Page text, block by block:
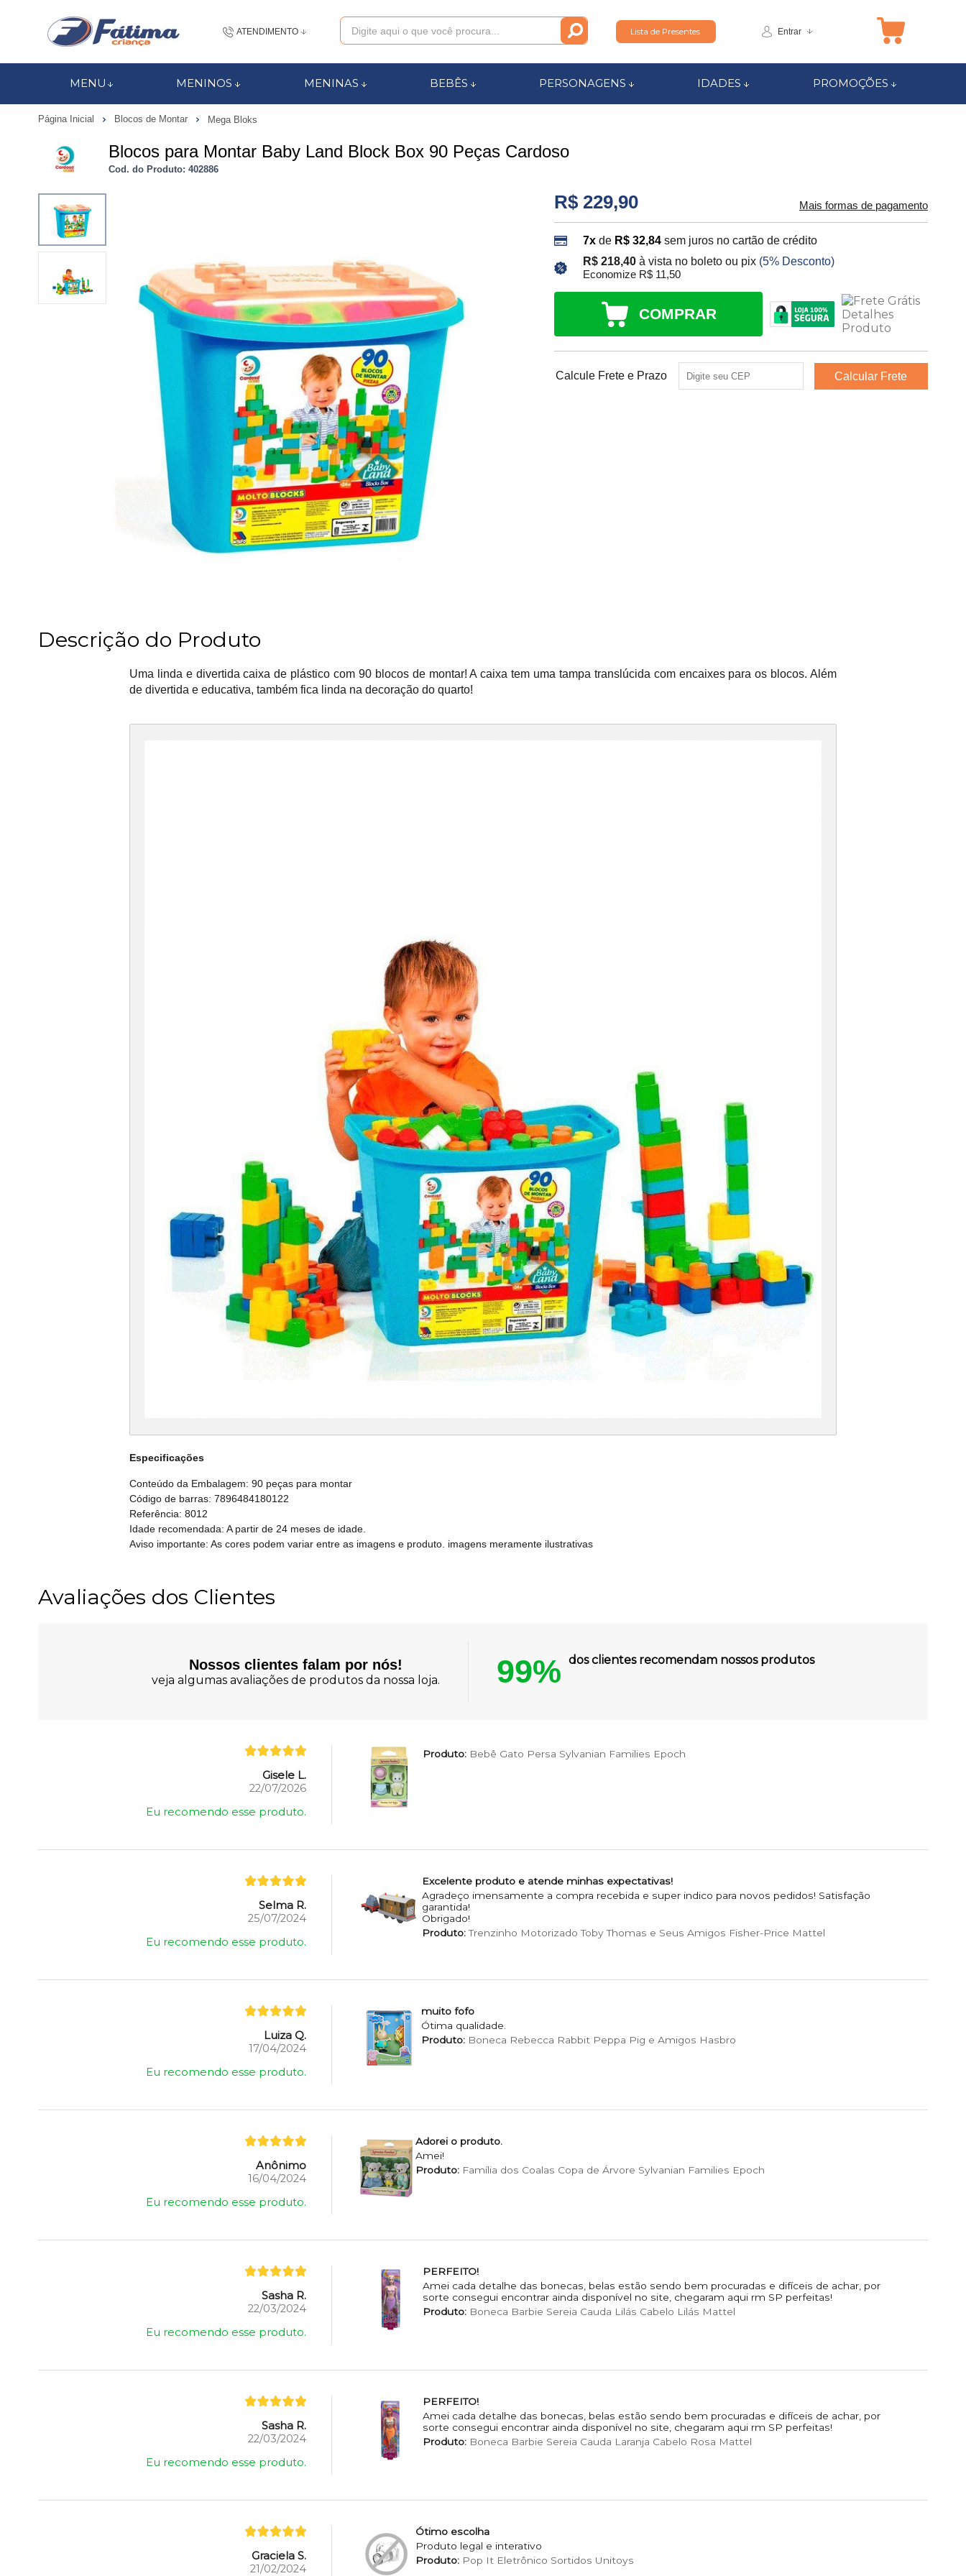
ATENDIMENTO
Central de Ajuda
Lista de Presentes Entrar
MENU MENINOS MENINAS BEBÊS PERSONAGENS IDADES PROMOÇÕES
Página Inicial Blocos de Montar Mega Bloks
Blocos para Montar Baby Land Block Box 90 Peças Cardoso
Cod. do Produto: 402886
R$ 229,90 Mais formas de pagamento
7x de R$ 32,84 sem juros no cartão de crédito
R$ 218,40à vista no boleto ou pix (5% Desconto)
Economize R$ 11,50
COMPRAR
Calcule Frete e Prazo
Descrição do Produto
Uma linda e divertida caixa de plástico com 90 blocos de montar! A caixa tem uma tampa translúcida com encaixes para os blocos. Além
de divertida e educativa, também fica linda na decoração do quarto!
Especificações
Conteúdo da Embalagem: 90 peças para montar
Código de barras: 7896484180122
Referência: 8012
Idade recomendada: A partir de 24 meses de idade.
Aviso importante: As cores podem variar entre as imagens e produto. imagens meramente ilustrativas
Avaliações dos Clientes
Nossos clientes falam por nós!
veja algumas avaliações de produtos da nossa loja. 99% dos clientes recomendam nossos produtos
Gisele L.
22/07/2026
Eu recomendo esse produto.
Produto:Bebê Gato Persa Sylvanian Families Epoch
Selma R.
25/07/2024
Eu recomendo esse produto.
Excelente produto e atende minhas expectativas!
Agradeço imensamente a compra recebida e super indico para novos pedidos! Satisfação
garantida!
Obrigado!
Produto:Trenzinho Motorizado Toby Thomas e Seus Amigos Fisher-Price Mattel
Luiza Q.
17/04/2024
Eu recomendo esse produto.
muito fofo
Ótima qualidade.
Produto:Boneca Rebecca Rabbit Peppa Pig e Amigos Hasbro
Anônimo
16/04/2024
Eu recomendo esse produto.
Adorei o produto.
Amei!
Produto:Família dos Coalas Copa de Árvore Sylvanian Families Epoch
Sasha R.
22/03/2024
Eu recomendo esse produto.
PERFEITO!
Amei cada detalhe das bonecas, belas estão sendo bem procuradas e difíceis de achar, por
sorte consegui encontrar ainda disponível no site, chegaram aqui rm SP perfeitas!
Produto:Boneca Barbie Sereia Cauda Lilás Cabelo Lilás Mattel
Sasha R.
22/03/2024
Eu recomendo esse produto.
PERFEITO!
Amei cada detalhe das bonecas, belas estão sendo bem procuradas e difíceis de achar, por
sorte consegui encontrar ainda disponível no site, chegaram aqui rm SP perfeitas!
Produto:Boneca Barbie Sereia Cauda Laranja Cabelo Rosa Mattel
Graciela S.
21/02/2024
Ótimo escolha
Produto legal e interativo
Produto:Pop It Eletrônico Sortidos Unitoys